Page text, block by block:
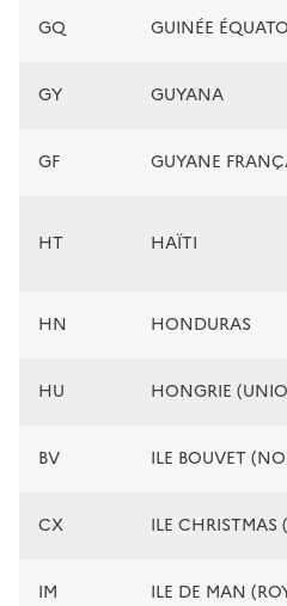
GQ GUINÉE
GY GUYANA
GF GUYANE
HT HAÏTI
HN HONDURAS
HU HONGRIE
BV ILE BOUVET
CX ILE CHRISTMAS
IM ILE DE MAN